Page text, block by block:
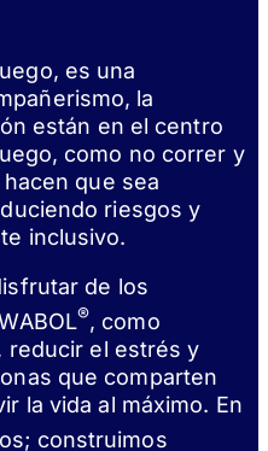
es una
la
están en el centro
como no correr y
que sea
riesgos y
inclusivo.
de los
®, como
reducir el estrés y
que comparten
la vida al máximo. En
construimos